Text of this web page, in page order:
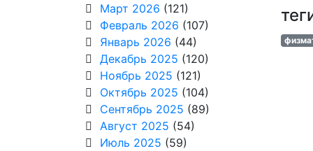
Март 2026 (121)
Февраль 2026 (107)
Январь 2026 (44)
Декабрь 2025 (120)
Ноябрь 2025 (121)
Октябрь 2025 (104)
Сентябрь 2025 (89)
Август 2025 (54)
Июль 2025 (59)